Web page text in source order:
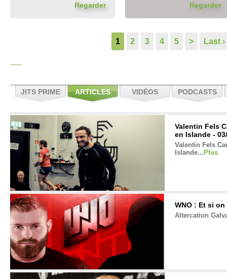
Regarder Regarder
1 2 3 4 5 > Last ›
JITS PRIME ARTICLES VIDÉOS PODCASTS
Valentin Fels
en Islande -
Valentin Fels
Islande... Plus
WNO : Et si
Altercation